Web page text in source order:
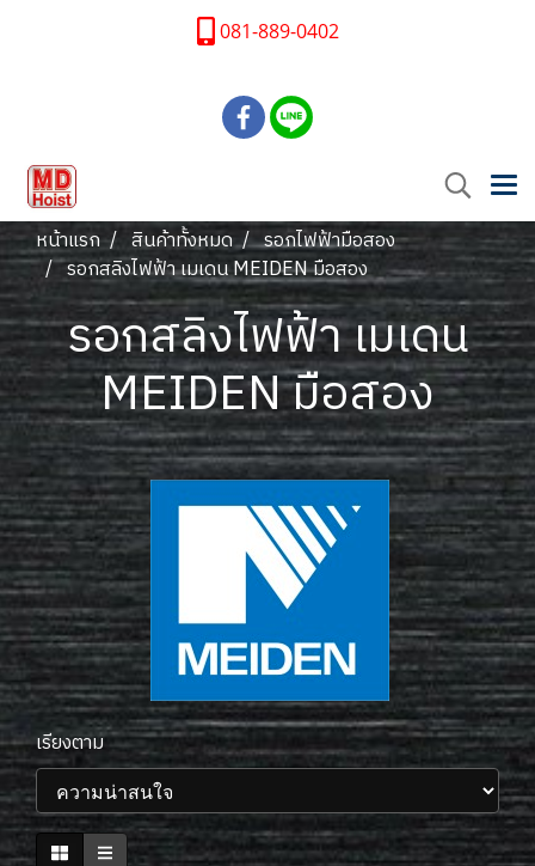
081-889-0402
หน้าแรก สินค้าทั้งหมด
รอกไฟฟ้ามือสอง
รอกสลิงไฟฟ้า เมเดน MEIDEN มือสอง
รอกสลิงไฟฟ้า เมเดน
MEIDEN มือสอง
เรียงตาม